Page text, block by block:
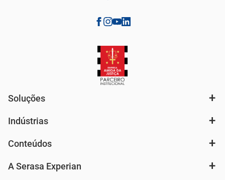
Soluções
Autenticação e Prevenção à Fraude
Cobrança e Recuperação de Dívidas
Indústrias
Fintechs
Conteúdos
Ver todo o conteúdo
A Serasa Experian